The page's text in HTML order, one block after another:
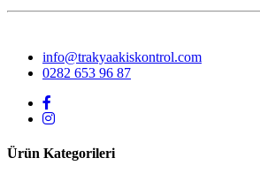
info@trakyaakiskontrol.com
0282 653 96 87
Ürün Kategorileri